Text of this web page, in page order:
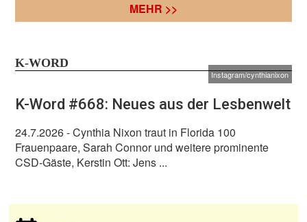
MEHR >>
K-WORD
Instagram/cynthianixon
K-Word #668: Neues aus der Lesbenwelt
24.7.2026- Cynthia Nixon traut in Florida 100
Frauenpaare, Sarah Connor und weitere prominente
CSD-Gäste, Kerstin Ott: Jens ...